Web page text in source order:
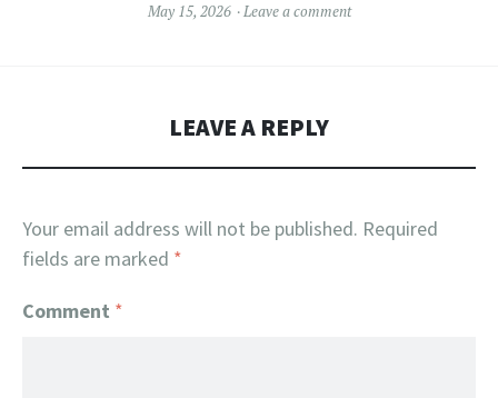
May 15, 2026 Leave a comment
LEAVE A REPLY
Your email address will not be published. Required
fields are marked *
Comment *